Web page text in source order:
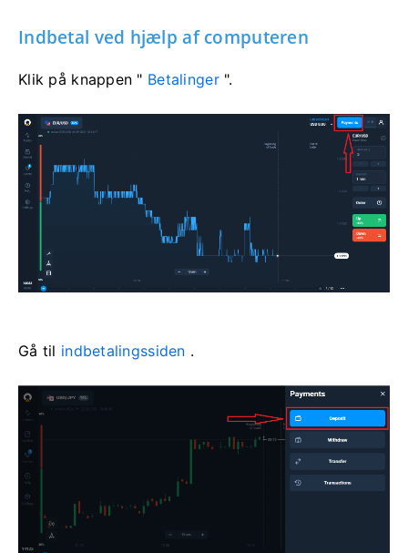
Indbetal ved hjælp af computeren
Klik på knappen " Betalinger".
Gå til indbetalingssiden .